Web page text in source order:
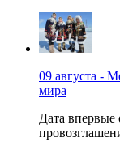
09 августа -
мира
Дата впервые